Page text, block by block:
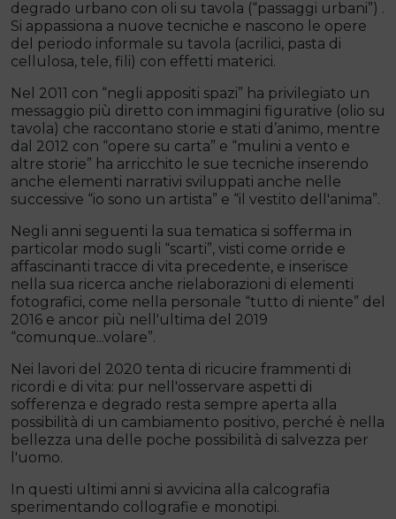
degrado urbano con oli su tavola (“passaggi urbani”) .
Si appassiona a nuove tecniche e nascono le opere
del periodo informale su tavola (acrilici, pasta di
cellulosa, tele, fili) con effetti materici.
Nel 2011 con “negli appositi spazi” ha privilegiato un
messaggio più diretto con immagini figurative (olio su
tavola) che raccontano storie e stati d’animo, mentre
dal 2012 con “opere su carta” e “mulini a vento e
altre storie” ha arricchito le sue tecniche inserendo
anche elementi narrativi sviluppati anche nelle
successive “io sono un artista” e “il vestito dell'anima”.
Negli anni seguenti la sua tematica si sofferma in
particolar modo sugli “scarti”, visti come orride e
affascinanti tracce di vita precedente, e inserisce
nella sua ricerca anche rielaborazioni di elementi
fotografici, come nella personale “tutto di niente” del
2016 e ancor più nell'ultima del 2019
“comunque...volare”.
Nei lavori del 2020 tenta di ricucire frammenti di
ricordi e di vita: pur nell'osservare aspetti di
sofferenza e degrado resta sempre aperta alla
possibilità di un cambiamento positivo, perché è nella
bellezza una delle poche possibilità di salvezza per
l'uomo.
In questi ultimi anni si avvicina alla calcografia
sperimentando collografie e monotipi.